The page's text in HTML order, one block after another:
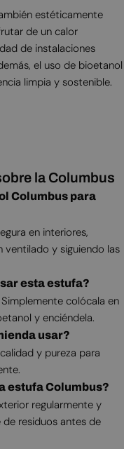
estéticamente
de un calor
de instalaciones
el uso de bioetanol
limpia y sostenible.
la Columbus
Columbus para
en interiores,
ventilado y siguiendo las
esta estufa?
colócala en
y enciéndela.
usar?
y pureza para
estufa Columbus?
regularmente y
residuos antes de